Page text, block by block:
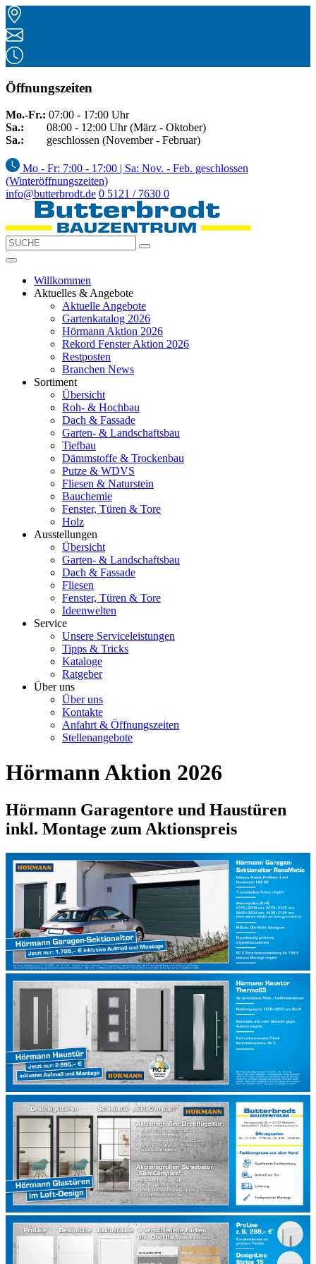
Öffnungszeiten
Mo.-Fr.: 07:00 - 17:00 Uhr
Sa.: 08:00 - 12:00 Uhr (März - Oktober)
Sa.: geschlossen (November - Februar)
Mo - Fr: 7:00 - 17:00 | Sa: Nov. - Feb. geschlossen
(Winteröffnungszeiten)
info@butterbrodt.de 0 5121 / 7630 0
Willkommen
Aktuelles & Angebote
Aktuelle Angebote
Gartenkatalog 2026
Hörmann Aktion 2026
Rekord Fenster Aktion 2026
Restposten
Branchen News
Sortiment
Übersicht
Roh- & Hochbau
Dach & Fassade
Garten- & Landschaftsbau
Tiefbau
Dämmstoffe & Trockenbau
Putze & WDVS
Fliesen & Naturstein
Bauchemie
Fenster, Türen & Tore
Holz
Ausstellungen
Übersicht
Garten- & Landschaftsbau
Dach & Fassade
Fliesen
Fenster, Türen & Tore
Ideenwelten
Service
Unsere Serviceleistungen
Tipps & Tricks
Kataloge
Ratgeber
Über uns
Über uns
Kontakte
Anfahrt & Öffnungszeiten
Stellenangebote
Hörmann Aktion 2026
Hörmann Garagentore und Haustüren
inkl. Montage zum Aktionspreis